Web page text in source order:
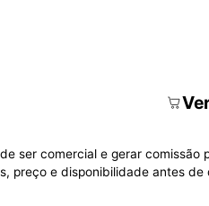
ser comercial e gerar
preço e disponibilidade antes de